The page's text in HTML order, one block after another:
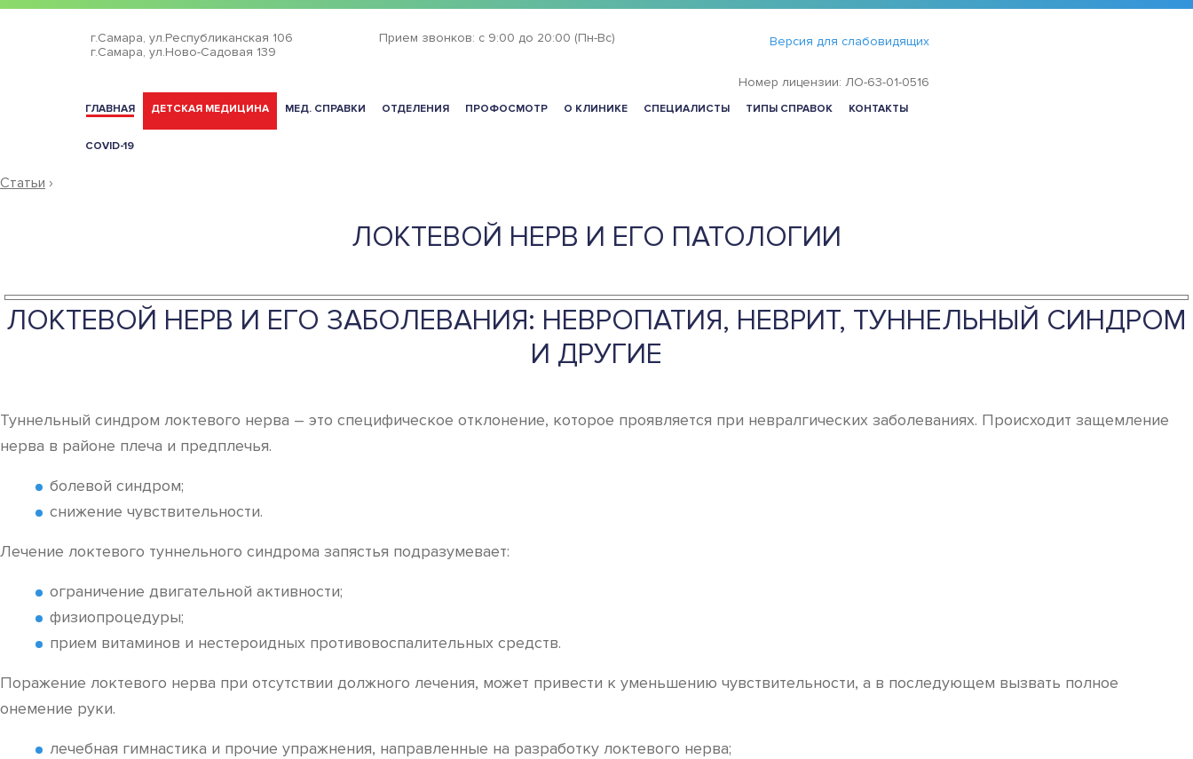
г.Самара, ул.Республиканская 106
г.Самара, ул.Ново-Садовая 139
Прием звонков: с 9:00 до 20:00 (Пн-Вс) Версия для слабовидящих
Номер лицензии: ЛО-63-01-0516
ГЛАВНАЯ ДЕТСКАЯ МЕДИЦИНА МЕД. СПРАВКИ ОТДЕЛЕНИЯ ПРОФОСМОТР О КЛИНИКЕ СПЕЦИАЛИСТЫ ТИПЫ СПРАВОК КОНТАКТЫ
COVID-19
Статьи ›
ЛОКТЕВОЙ НЕРВ И ЕГО ПАТОЛОГИИ
ЛОКТЕВОЙ НЕРВ И ЕГО ЗАБОЛЕВАНИЯ: НЕВРОПАТИЯ, НЕВРИТ, ТУННЕЛЬНЫЙ СИНДРОМ
И ДРУГИЕ
Туннельный синдром локтевого нерва – это специфическое отклонение, которое проявляется при невралгических заболеваниях. Происходит защемление
нерва в районе плеча и предплечья.
болевой синдром;
снижение чувствительности.
Лечение локтевого туннельного синдрома запястья подразумевает:
ограничение двигательной активности;
физиопроцедуры;
прием витаминов и нестероидных противовоспалительных средств.
Поражение локтевого нерва при отсутствии должного лечения, может привести к уменьшению чувствительности, а в последующем вызвать полное
онемение руки.
лечебная гимнастика и прочие упражнения, направленные на разработку локтевого нерва;